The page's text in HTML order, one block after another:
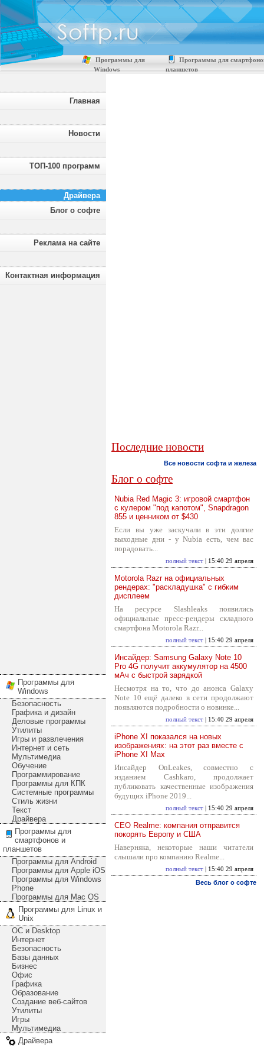
Программы для
Windows
Программы для
планшетов
Главная
Новости
ТОП-100 программ
Драйвера
Блог о софте
Реклама на сайте
Контактная информация
Программы для
Windows
Безопасность
Графика и дизайн
Деловые программы
Утилиты
Игры и развлечения
Интернет и сеть
Мультимедиа
Обучение
Программирование
Программы для КПК
Системные программы
Стиль жизни
Текст
Драйвера
Программы для
смартфонов и
планшетов
Программы для Android
Программы для Apple iOS
Программы для Windows
Phone
Программы для Mac OS
Программы для Linux и
Unix
ОС и Desktop
Интернет
Безопасность
Базы данных
Бизнес
Офис
Графика
Образование
Создание веб-сайтов
Утилиты
Игры
Мультимедиа
Драйвера
Последние новости
Все новости софта и железа
Блог о софте
Nubia Red Magic 3: игровой смартфон
с кулером "под капотом", Snapdragon
855 и ценником от $430
Если вы уже заскучали в эти долгие
выходные дни - у Nubia есть, чем вас
порадовать...
полный текст | 15:40 29 апреля
Motorola Razr на официальных
рендерах: "раскладушка" с гибким
дисплеем
На ресурсе Slashleaks появились
официальные пресс-рендеры складного
смартфона Motorola Razr...
полный текст | 15:40 29 апреля
Инсайдер: Samsung Galaxy Note 10
Pro 4G получит аккумулятор на 4500
мАч с быстрой зарядкой
Несмотря на то, что до анонса Galaxy
Note 10 ещё далеко в сети продолжают
появляются подробности о новинке...
полный текст | 15:40 29 апреля
iPhone XI показался на новых
изображениях: на этот раз вместе с
iPhone XI Max
Инсайдер OnLeakes, совместно с
изданием Cashkaro, продолжает
публиковать качественные изображения
будущих iPhone 2019...
полный текст | 15:40 29 апреля
CEO Realme: компания отправится
покорять Европу и США
Наверняка, некоторые наши читатели
слышали про компанию Realme...
полный текст | 15:40 29 апреля
Весь блог о софте